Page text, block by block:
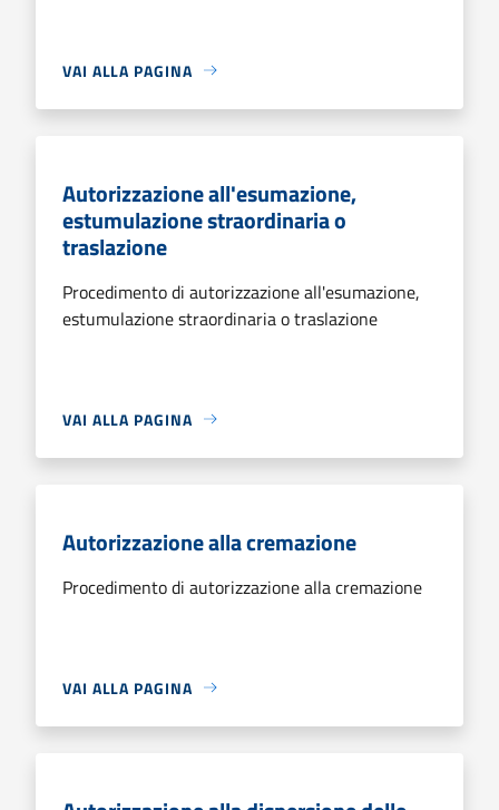
VAI ALLA PAGINA
Autorizzazione all'esumazione,
estumulazione straordinaria o
traslazione
Procedimento di autorizzazione all'esumazione,
estumulazione straordinaria o traslazione
VAI ALLA PAGINA
Autorizzazione alla cremazione
Procedimento di autorizzazione alla cremazione
VAI ALLA PAGINA